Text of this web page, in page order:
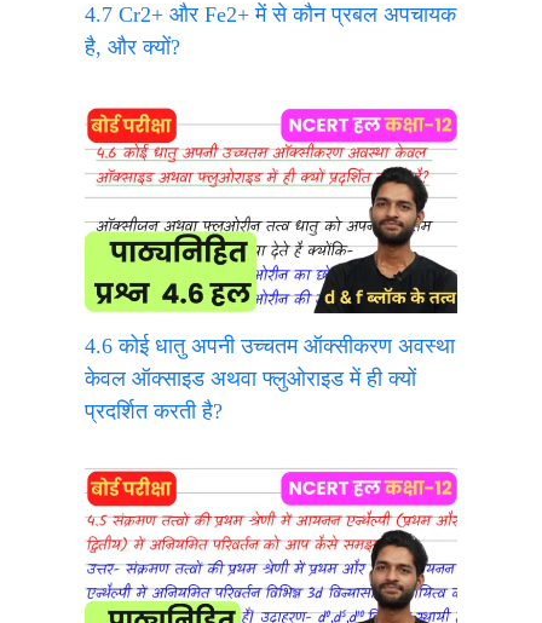
4.7 Cr2+ और Fe2+ में से कौन प्रबल अपचायक
है, और क्यों?
4.6 कोई धातु अपनी उच्चतम ऑक्सीकरण अवस्था
केवल ऑक्साइड अथवा फ्लुओराइड में ही क्यों
प्रदर्शित करती है?